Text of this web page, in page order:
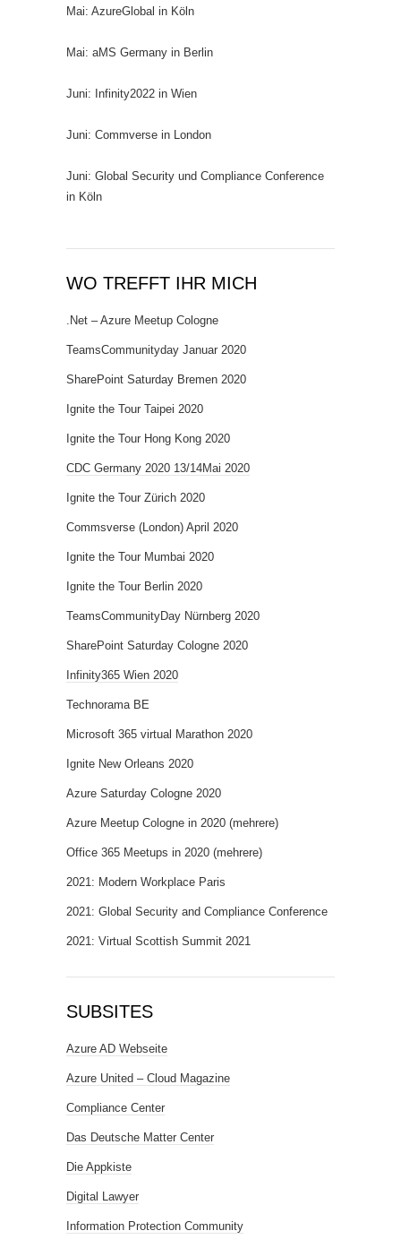
Mai: AzureGlobal in Köln
Mai: aMS Germany in Berlin
Juni: Infinity2022 in Wien
Juni: Commverse in London
Juni: Global Security und Compliance Conference
in Köln
WO TREFFT IHR MICH
.Net – Azure Meetup Cologne
TeamsCommunityday Januar 2020
SharePoint Saturday Bremen 2020
Ignite the Tour Taipei 2020
Ignite the Tour Hong Kong 2020
CDC Germany 2020 13/14Mai 2020
Ignite the Tour Zürich 2020
Commsverse (London) April 2020
Ignite the Tour Mumbai 2020
Ignite the Tour Berlin 2020
TeamsCommunityDay Nürnberg 2020
SharePoint Saturday Cologne 2020
Infinity365 Wien 2020
Technorama BE
Microsoft 365 virtual Marathon 2020
Ignite New Orleans 2020
Azure Saturday Cologne 2020
Azure Meetup Cologne in 2020 (mehrere)
Office 365 Meetups in 2020 (mehrere)
2021: Modern Workplace Paris
2021: Global Security and Compliance Conference
2021: Virtual Scottish Summit 2021
SUBSITES
Azure AD Webseite
Azure United – Cloud Magazine
Compliance Center
Das Deutsche Matter Center
Die Appkiste
Digital Lawyer
Information Protection Community